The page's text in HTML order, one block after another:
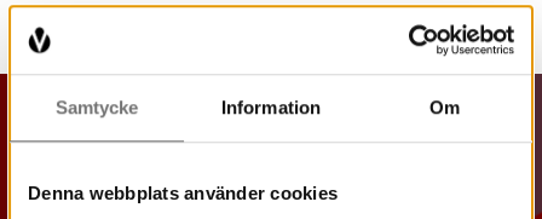
Samtycke Information Om
Denna webbplats använder cookies